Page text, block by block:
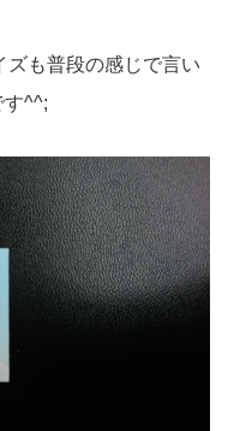
ズも普段の感じで言い
す^^;